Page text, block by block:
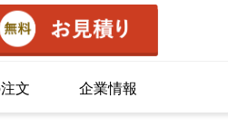
文 企業情報